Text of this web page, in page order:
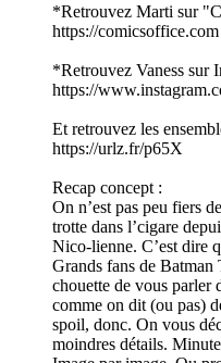
*Retrouvez Marti sur
https://comicsoffice.com
*Retrouvez Vaness sur
https://
Et retrouvez les
https://urlz.fr/p65X
Recap concept :
On n’est pas peu fiers
trotte dans l’cigare
Nico-lienne. C’est dire
Grands fans de Batman
chouette de vous parler
comme on dit (ou pas)
spoil, donc. On vous
moindres détails.